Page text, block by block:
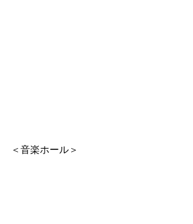
＜音楽ホール＞